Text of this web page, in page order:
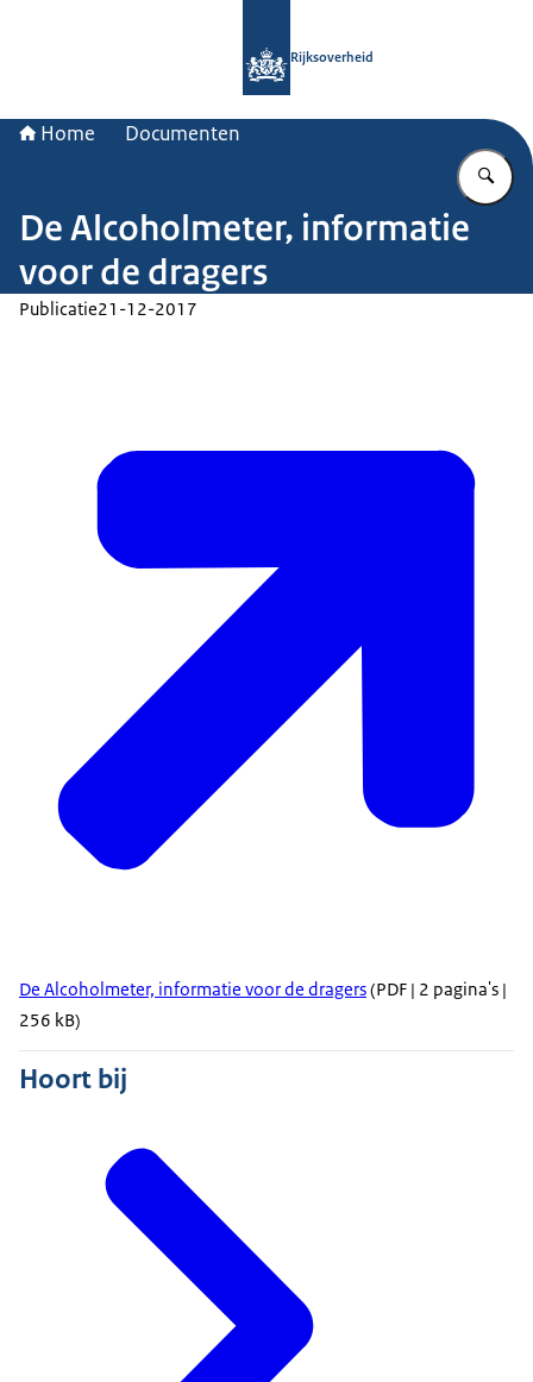
Rijksoverheid
Home Documenten
De Alcoholmeter, informatie
voor de dragers
Publicatie21-12-2017
De Alcoholmeter, informatie voor de dragers(PDF | 2 pagina's |
256 kB)
Hoort bij